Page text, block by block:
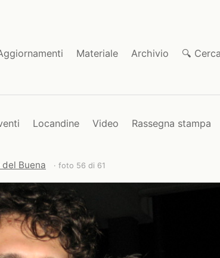
Materiale Archivio
🔍
Locandine Video
Rassegna stampa
Buena · foto 56 di 61